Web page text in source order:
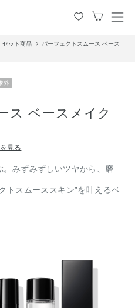
メ
ュ
セット商品
パーフェクトスムース ベース
ス ベースメイク
見る
みずみずしいツヤから、磨
トスムーススキン”を叶えるベ